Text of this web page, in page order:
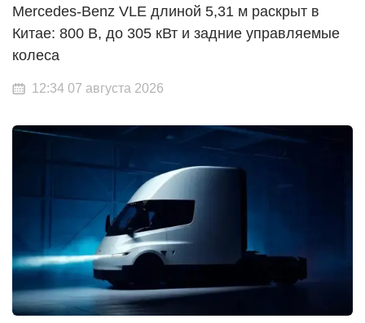
Mercedes-Benz VLE длиной 5,31 м раскрыт в
Китае: 800 В, до 305 кВт и задние управляемые
колеса
12:34 07 августа 2026